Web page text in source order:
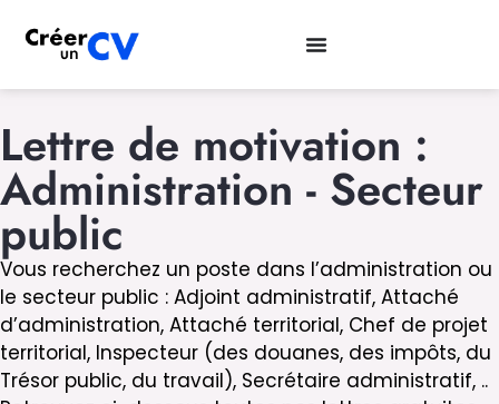
Lettre de motivation :
Administration - Secteur
public
Vous recherchez un poste dans l’administration ou
le secteur public : Adjoint administratif, Attaché
d’administration, Attaché territorial, Chef de projet
territorial, Inspecteur (des douanes, des impôts, du
Trésor public, du travail), Secrétaire administratif, ..